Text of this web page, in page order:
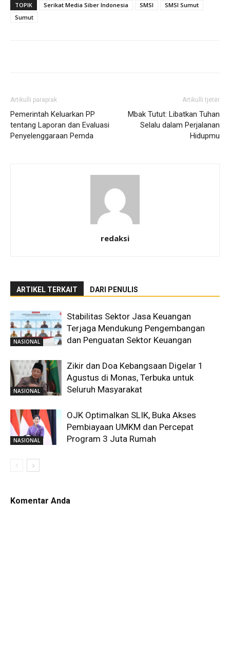
TOPIK Serikat Media Siber Indonesia SMSI
SMSI Sumut
Sumut
Artikulli paraprak
Pemerintah Keluarkan PP
tentang Laporan dan Evaluasi
Penyelenggaraan Pemda
Artikulli tjetër
Mbak Tutut: Libatkan Tuhan
Selalu dalam Perjalanan
Hidupmu
redaksi
ARTIKEL TERKAIT DARI PENULIS
NASIONAL
Stabilitas Sektor Jasa Keuangan
Terjaga Mendukung Pengembangan
dan Penguatan Sektor Keuangan
NASIONAL
Zikir dan Doa Kebangsaan Digelar 1
Agustus di Monas, Terbuka untuk
Seluruh Masyarakat
NASIONAL
OJK Optimalkan SLIK, Buka Akses
Pembiayaan UMKM dan Percepat
Program 3 Juta Rumah
Komentar Anda